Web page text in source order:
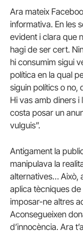
Ara mateix
informativa. En les
evident i clara que
hagi de ser cert.
hi consumim sigui
política en la qual
siguin polítics o no,
Hi vas amb diners i
costa posar un
vulguis”.
Antigament la
manipulava la
alternatives… Això,
aplica tècniques
imposar-ne altres
Aconsegueixen
d’innocència. Ara